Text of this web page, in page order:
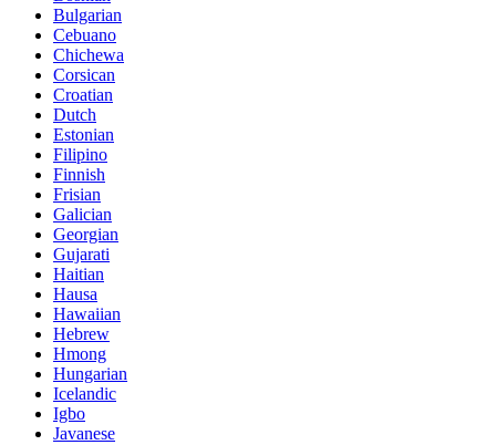
Bulgarian
Cebuano
Chichewa
Corsican
Croatian
Dutch
Estonian
Filipino
Finnish
Frisian
Galician
Georgian
Gujarati
Haitian
Hausa
Hawaiian
Hebrew
Hmong
Hungarian
Icelandic
Igbo
Javanese